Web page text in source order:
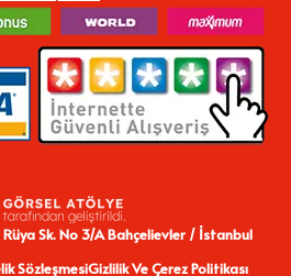
Sk. No 3/A Bahçelievler / İstanbul
SözleşmesiGizlilik Ve Çerez Politikası